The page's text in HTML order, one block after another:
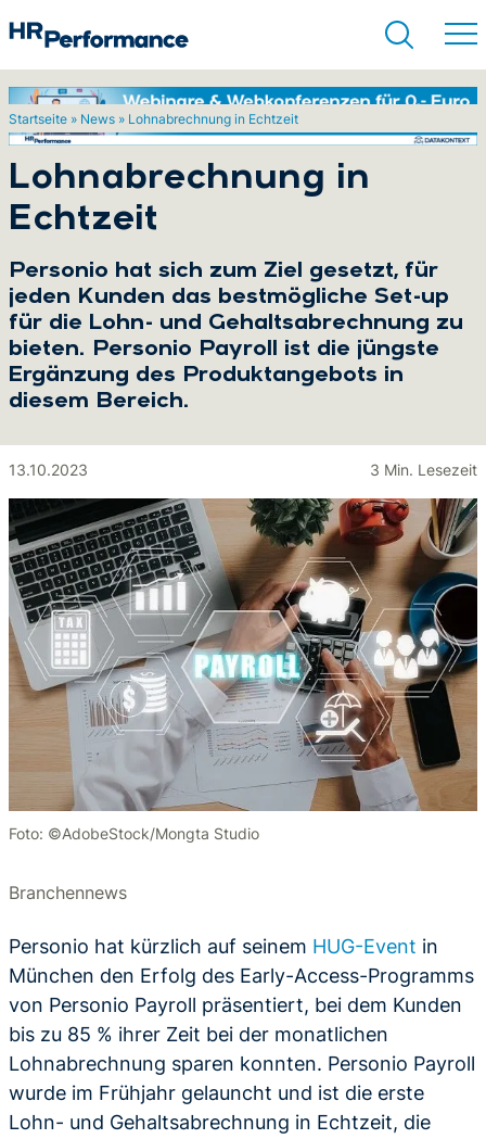
Startseite » News » Lohnabrechnung in Echtzeit
Lohnabrechnung in
Echtzeit
Personio hat sich zum Ziel gesetzt, für
jeden Kunden das bestmögliche Set-up
für die Lohn- und Gehaltsabrechnung zu
bieten. Personio Payroll ist die jüngste
Ergänzung des Produktangebots in
diesem Bereich.
13.10.2023 3 Min. Lesezeit
Foto: ©AdobeStock/Mongta Studio
Branchennews
Personio hat kürzlich auf seinem HUG-Event in
München den Erfolg des Early-Access-Programms
von Personio Payroll präsentiert, bei dem Kunden
bis zu 85 % ihrer Zeit bei der monatlichen
Lohnabrechnung sparen konnten. Personio Payroll
wurde im Frühjahr gelauncht und ist die erste
Lohn- und Gehaltsabrechnung in Echtzeit, die